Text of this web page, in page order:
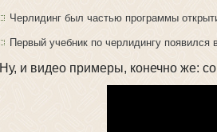
Черлидинг был частью программы
Первый учебник по черлидингу появился
Ну, и видео примеры, конечно же: